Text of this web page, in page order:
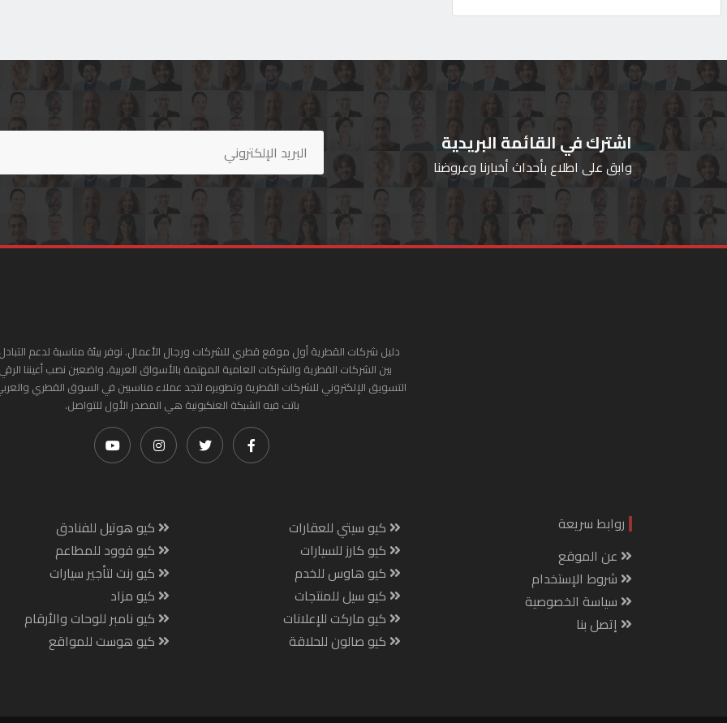
اشترك في القائمة البريدية
وابق على اطلاع بأحداث أخبارنا وعروضنا
دليل شركات القطرية أول موقع قطري للشركات ورجال الأعمال. نوفر بيئة مناسبة لدعم
بين الشركات القطرية والشركات العامية المهتمة بالأسواق العربية. واضعين نصب أعيننا
التسويق الإلكتروني للشركات القطرية وتطويره لتجد عملاء مناسبين في السوق القطري
باتت فيه الشبكة العنكبونية هي المصدر الأول للتواصل.
روابط سريعة
عن الموقع
شروط الإستخدام
سياسة الخصوصية
إتصل بنا
كيو سيتي للعقارات
كيو كارز للسيارات
كيو هاوس للخدم
كيو سيل للمنتجات
كيو ماركت للإعلانات
كيو صالون للحلاقة
كيو هوتيل للفنادق
كيو فوود للمطاعم
كيو رنت لتأجير سيارات
كيو مزاد
كيو نامبر للوحات والأرقام
كيو هوست للمواقع